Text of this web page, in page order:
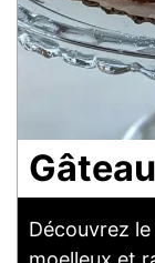
Découvrez